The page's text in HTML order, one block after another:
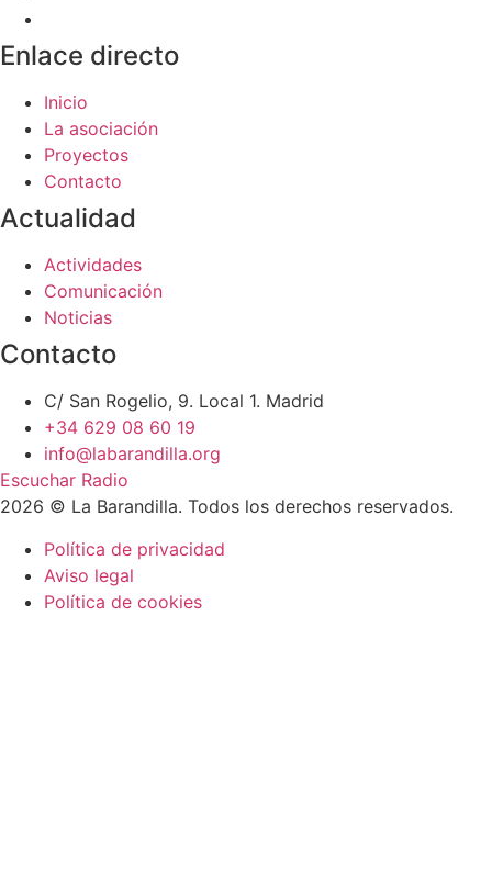
Enlace directo
Inicio
La asociación
Proyectos
Contacto
Actualidad
Actividades
Comunicación
Noticias
Contacto
C/ San Rogelio, 9. Local 1. Madrid
+34 629 08 60 19
info@labarandilla.org
Escuchar Radio
2026 © La Barandilla. Todos los derechos reservados.
Política de privacidad
Aviso legal
Política de cookies